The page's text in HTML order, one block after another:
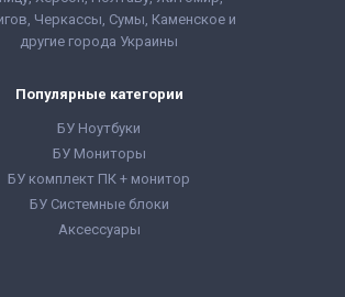
Intel Core
SFF
кабели
мышь,
накладная
Процессора: Intel Core
i5 - 8gen
Форм-фактор:
монитор, кабели
подключения,
клавиатура, мышь,
гарантийный талон,
расходная накладная
Черкассы, Сумы, Каменское и
другие города Украины
Популярные категории
БУ Ноутбуки
БУ Мониторы
БУ комплект ПК + монитор
БУ Системные блоки
Аксессуары